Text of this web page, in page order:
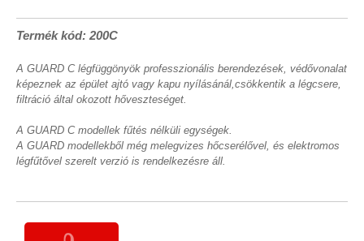
Termék kód: 200C
A GUARD C légfüggönyök professzionális berendezések, védővonalat
képeznek az épület ajtó vagy kapu nyílásánál,csökkentik a légcsere,
filtráció által okozott hőveszteséget.
A GUARD C modellek fűtés nélküli egységek.
A GUARD modellekből még melegvizes hőcserélővel, és elektromos
légfűtővel szerelt verzió is rendelkezésre áll.